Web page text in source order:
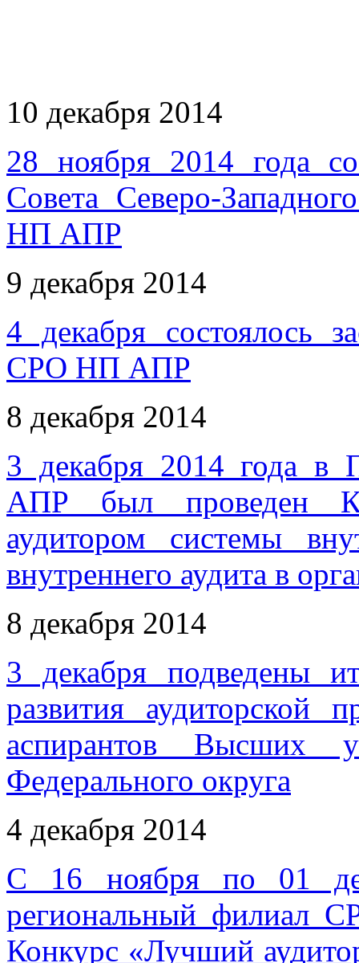
10 декабря 2014
28 ноября 2014 года
Совета Северо-
НП АПР
9 декабря 2014
4 декабря состоялось
СРО НП АПР
8 декабря 2014
3 декабря 2014 года
АПР был проведен
аудитором системы
внутреннего аудита в
8 декабря 2014
3 декабря подведены
развития аудиторской
аспирантов Высших
Федерального округа
4 декабря 2014
С 16 ноября по 01
региональный филиал
Конкурс «Лучший